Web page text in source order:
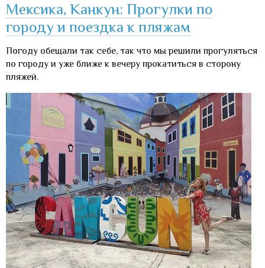
Мексика, Канкун: Прогулки по
городу и поездка к пляжам
Погоду обещали так себе, так что мы решили прогуляться
по городу и уже ближе к вечеру прокатиться в сторону
пляжей.